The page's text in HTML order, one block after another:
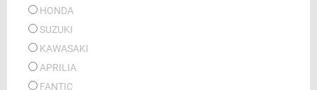
HONDA
SUZUKI
KAWASAKI
APRILIA
FANTIC